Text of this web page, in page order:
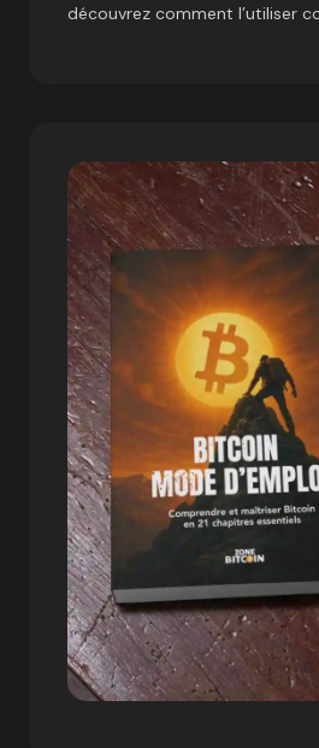
découvrez comment l’utiliser